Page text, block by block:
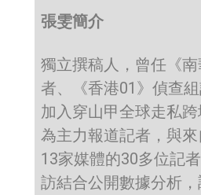
張雯簡介
獨立撰稿人，曾任《
者、《香港01》偵查
加入穿山甲全球走私
為主力報道記者，與
13家媒體的30多位記
訪結合公開數據分析